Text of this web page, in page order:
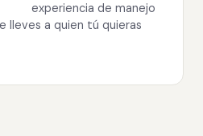
experiencia de manejo
lleves a quien tú quieras